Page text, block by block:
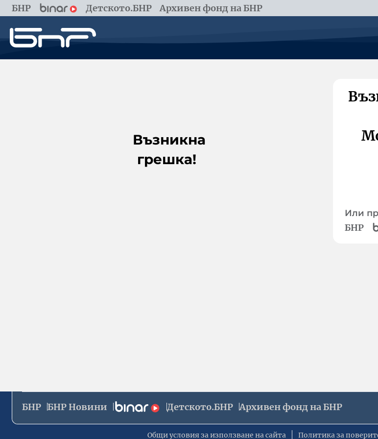
БНР Детското.БНР Архивен фонд на БНР
Възникна
грешка!
Или
БНР
БНР БНР Новини Детското.БНР Архивен фонд на БНР
Общи условия за използване на сайта Политика за